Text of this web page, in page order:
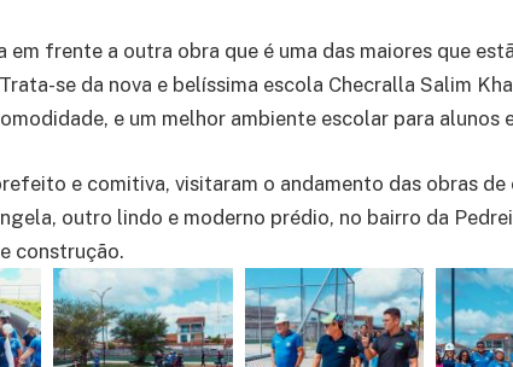
em frente a outra obra que é uma das maiores que
se da nova e belíssima escola Checralla Salim
e um melhor ambiente escolar para alunos
e comitiva, visitaram o andamento das obras
outro lindo e moderno prédio, no bairro da
construção.